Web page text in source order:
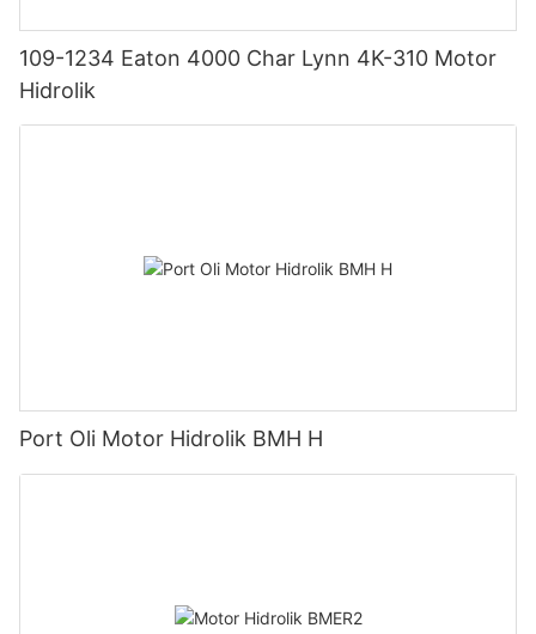
109-1234 Eaton 4000 Char Lynn 4K-310 Motor
Hidrolik
Port Oli Motor Hidrolik BMH H